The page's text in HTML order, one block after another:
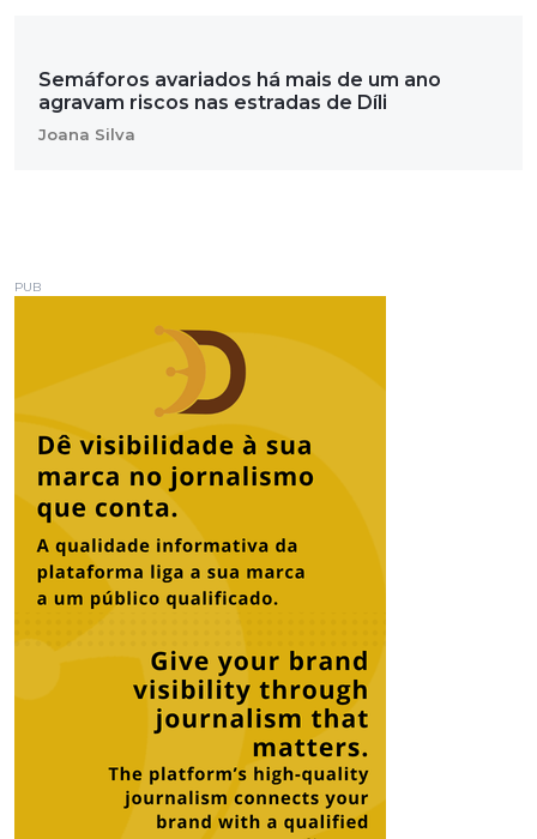
Semáforos avariados há mais de um ano
agravam riscos nas estradas de Díli
Joana Silva
PUB